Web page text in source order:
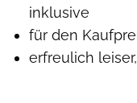
inklusive
für den
erfreulich